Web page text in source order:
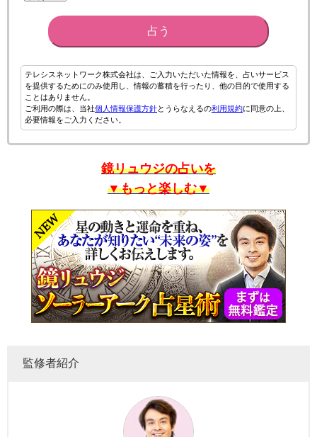
占う
テレシスネットワーク株式会社は、ご入力いただいた情報を、占いサービス
を提供するためにのみ使用し、情報の蓄積を行ったり、他の目的で使用する
ことはありません。
ご利用の際は、当社個人情報保護方針とうらなえるの利用規約に同意の上、
必要情報をご入力ください。
鏡リュウジの占いを
▼もっと楽しむ▼
監修者紹介